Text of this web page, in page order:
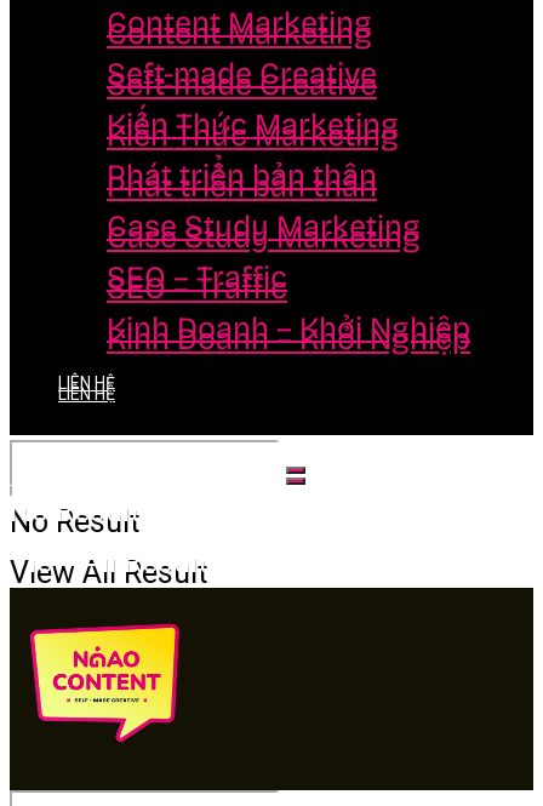
Content Marketing
Seft-made Creative
Kiến Thức Marketing
Phát triển bản thân
Case Study Marketing
SEO – Traffic
Kinh Doanh – Khởi Nghiệp
LIÊN HỆ
No Result
View All Result
Content Marketing
Seft-made Creative
Kiến Thức Marketing
Phát triển bản thân
Case Study Marketing
SEO – Traffic
Kinh Doanh – Khởi Nghiệp
LIÊN HỆ
No Result
View All Result